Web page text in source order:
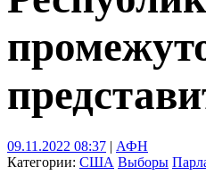
09.11.2022 08:37 | АФН
Категории: США Выборы